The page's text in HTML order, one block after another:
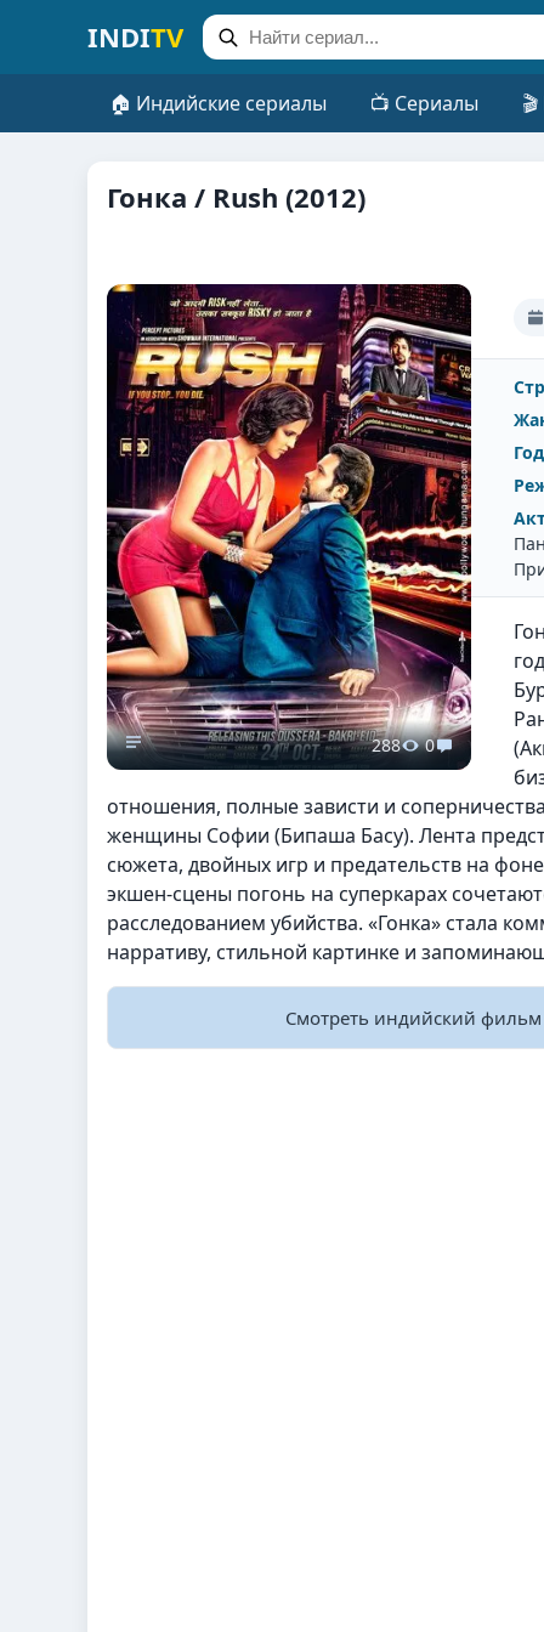
INDITV
🏠 Индийские сериалы 📺 Сериалы
Гонка / Rush (2012)
288 0
отношения, полные зависти и
женщины Софии (Бипаша Басу). Лента
сюжета, двойных игр и предательств на
экшен-сцены погонь на суперкарах
расследованием убийства. «Гонка» стала
нарративу, стильной картинке и
Смотреть индийский фильм